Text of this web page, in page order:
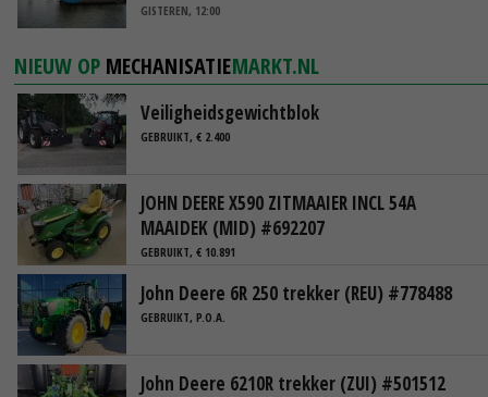
GISTEREN, 12:00
NIEUW OP MECHANISATIEMARKT.NL
Veiligheidsgewichtblok
GEBRUIKT, € 2.400
JOHN DEERE X590 ZITMAAIER INCL 54A
MAAIDEK (MID) #692207
GEBRUIKT, € 10.891
John Deere 6R 250 trekker (REU) #778488
GEBRUIKT, P.O.A.
John Deere 6210R trekker (ZUI) #501512